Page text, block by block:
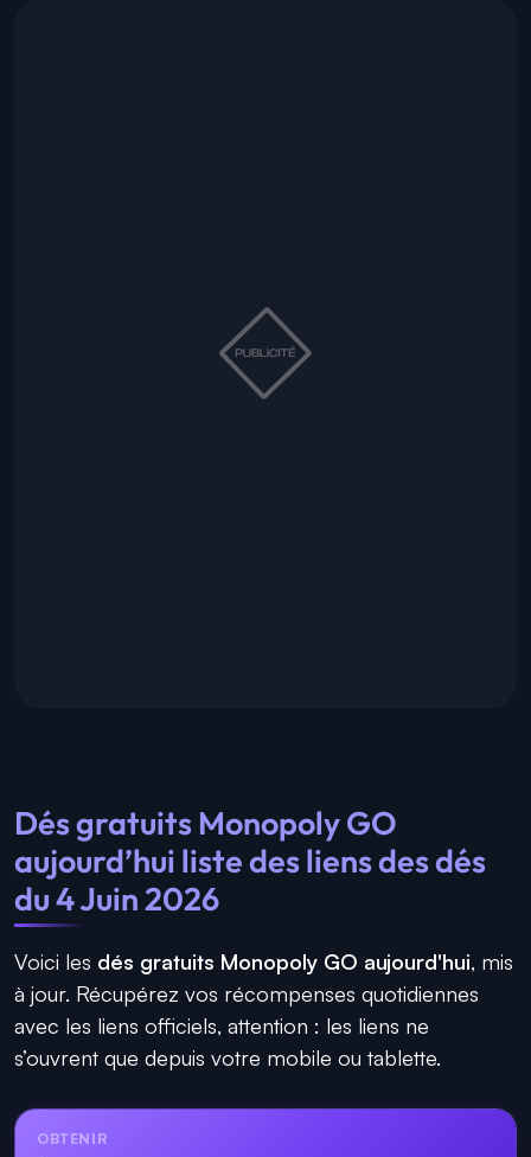
Dés gratuits Monopoly GO
aujourd’hui liste des liens des dés
du 4 Juin 2026
Voici les dés gratuits Monopoly GO aujourd'hui, mis
à jour. Récupérez vos récompenses quotidiennes
avec les liens officiels, attention : les liens ne
s’ouvrent que depuis votre mobile ou tablette.